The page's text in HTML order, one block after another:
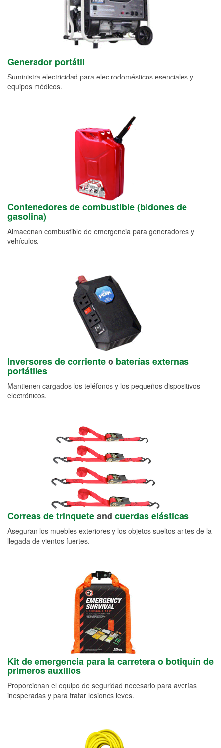
Generador portátil
Suministra electricidad para electrodomésticos esenciales y
equipos médicos.
Contenedores de combustible (bidones de
gasolina)
Almacenan combustible de emergencia para generadores y
vehículos.
Inversores de corrienteo baterías externas
portátiles
Mantienen cargados los teléfonos y los pequeños dispositivos
electrónicos.
Correas de trinqueteand cuerdas elásticas
Aseguran los muebles exteriores y los objetos sueltos antes de la
llegada de vientos fuertes.
Kit de emergencia para la carretera o botiquín de
primeros auxilios
Proporcionan el equipo de seguridad necesario para averías
inesperadas y para tratar lesiones leves.